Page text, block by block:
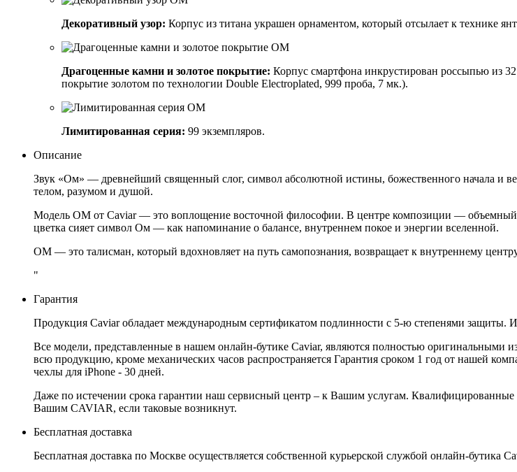
Декоративный узор: Корпус из титана украшен орнаментом, который отсылает к технике
Драгоценные камни и золотое покрытие: Корпус смартфона инкрустирован россыпью из
покрытие золотом по технологии Double Electroplated, 999 проба, 7 мк.).
Лимитированная серия: 99 экземпляров.
Описание
Звук «Ом» — древнейший священный слог, символ абсолютной истины, божественного начала и
телом, разумом и душой.
Модель OM от Caviar — это воплощение восточной философии. В центре композиции —
цветка сияет символ Ом — как напоминание о балансе, внутреннем покое и энергии вселенной.
OM — это талисман, который вдохновляет на путь самопознания, возвращает к внутреннему
"
Гарантия
Продукция Caviar обладает международным сертификатом подлинности с 5-ю степенями защиты.
Все модели, представленные в нашем онлайн-бутике Caviar, являются полностью
всю продукцию, кроме механических часов распространяется Гарантия сроком 1 год от нашей
чехлы для iPhone - 30 дней.
Даже по истечении срока гарантии наш сервисный центр – к Вашим услугам.
Вашим CAVIAR, если таковые возникнут.
Бесплатная доставка
Бесплатная доставка по Москве осуществляется собственной курьерской службой онлайн-бутика